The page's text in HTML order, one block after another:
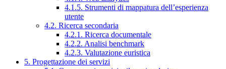
4.1.5. Strumenti di mappatura dell’esperienza
utente
4.2. Ricerca secondaria
4.2.1. Ricerca documentale
4.2.2. Analisi benchmark
4.2.3. Valutazione euristica
5. Progettazione dei servizi